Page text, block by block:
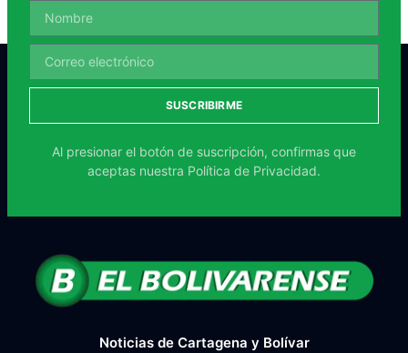
SUSCRIBIRME
Al presionar el botón de suscripción, confirmas que
aceptas nuestra Política de Privacidad.
Noticias de Cartagena y Bolívar